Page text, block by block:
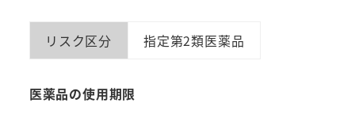
リスク区分 指定第2類医薬品
医薬品の使用期限